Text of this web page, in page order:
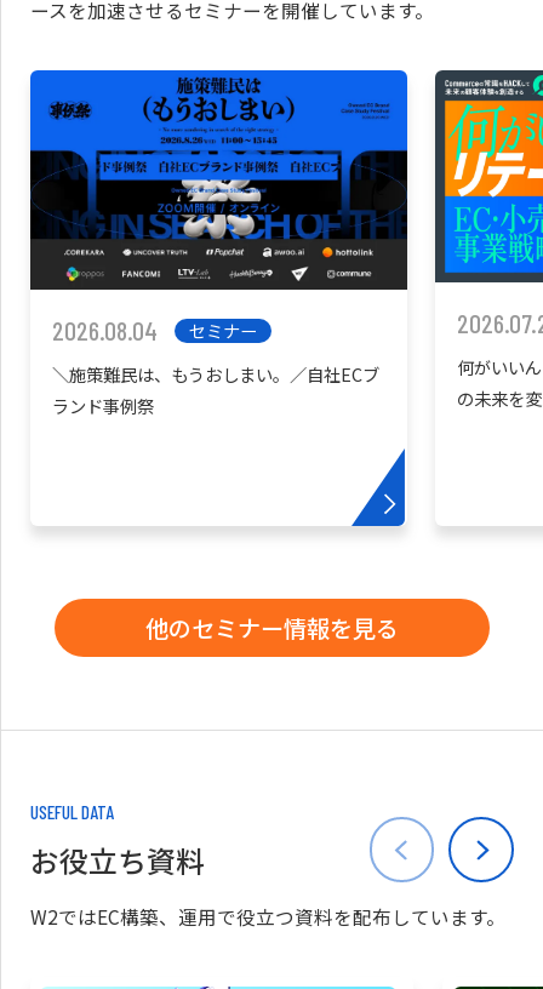
ースを加速させるセミナーを開催しています。
2026.08.04
セミナー
＼施策難民は、もうおしまい。／自社ECブ
ランド事例祭
何がいい
の未来を
他のセミナー情報を見る
USEFUL DATA
お役立ち資料
W2ではEC構築、運用で役立つ資料を配布しています。